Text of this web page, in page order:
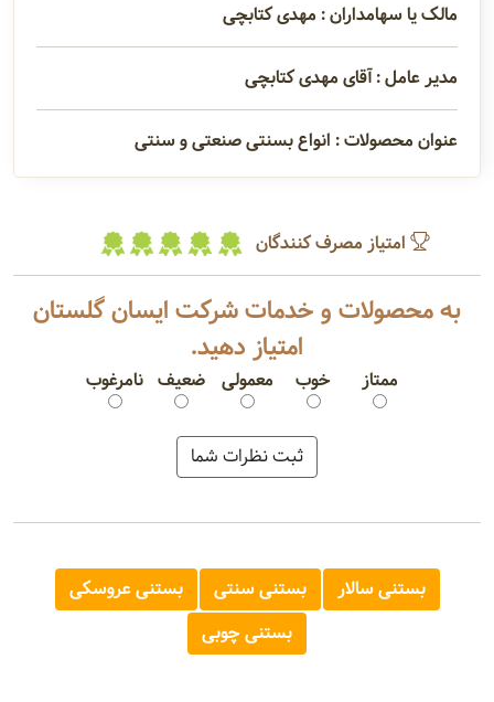
گالری
سابقه
شرکت
مالک یا سهامداران : مهدی کتابچی
مدیر عامل : آقای مهدی کتابچی
عنوان محصولات : انواع بسنتی صنعتی و سنتی
امتیاز مصرف کنندگان
به محصولات و خدمات شرکت ایسان گلستان
امتیاز دهید.
نامرغوب ضعیف معمولی خوب ممتاز
بستنی سالار بستنی سنتی
بستنی عروسکی
بستنی چوبی